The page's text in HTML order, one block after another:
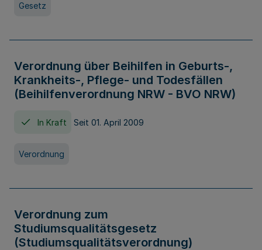
Gesetz
Verordnung über Beihilfen in Geburts-,
Krankheits-, Pflege- und Todesfällen
(Beihilfenverordnung NRW - BVO NRW)
In Kraft Seit 01. April 2009
Verordnung
Verordnung zum
Studiumsqualitätsgesetz
(Studiumsqualitätsverordnung)